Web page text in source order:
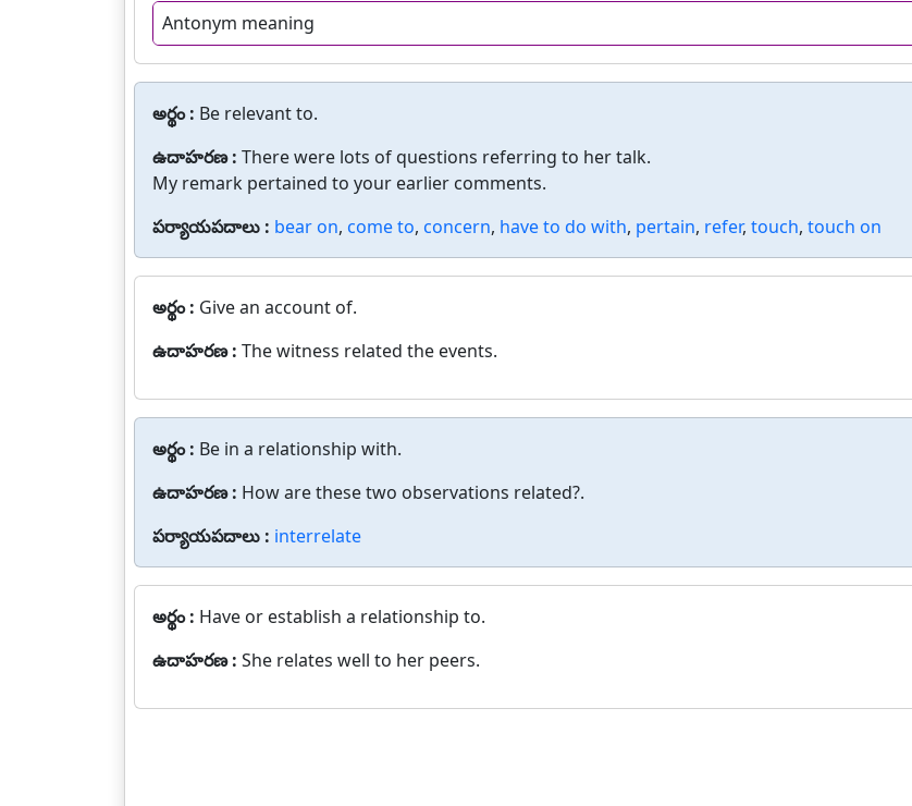
Antonym meaning
అర్థం : Be relevant to.
ఉదాహరణ : There were lots of questions referring to her talk.
My remark pertained to your earlier comments.
పర్యాయపదాలు : bear on, come to, concern, have to do with, pertain, refer, touch, touch on
అర్థం : Give an account of.
ఉదాహరణ : The witness related the events.
అర్థం : Be in a relationship with.
ఉదాహరణ : How are these two observations related?.
పర్యాయపదాలు : interrelate
అర్థం : Have or establish a relationship to.
ఉదాహరణ : She relates well to her peers.